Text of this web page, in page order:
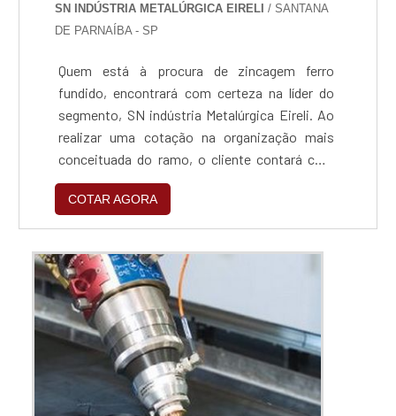
SN INDÚSTRIA METALÚRGICA EIRELI/ SANTANA
DE PARNAÍBA - SP
Quem está à procura de zincagem ferro
fundido, encontrará com certeza na líder do
segmento, SN indústria Metalúrgica Eireli. Ao
realizar uma cotação na organização mais
conceituada do ramo, o cliente contará com
serviços de excelência e o suporte de
especialistas para sanar eventuais
dúvidas.Quando o assunto é zincagem ferro
Metalúrgica Eireli o cliente encontrará ótima
qualidade e um design...
COTAR AGORA